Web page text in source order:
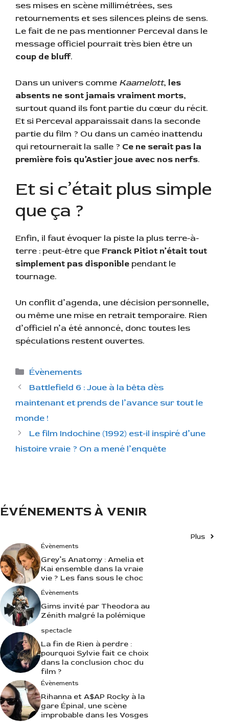
ses mises en scène millimétrées, ses
retournements et ses silences pleins de sens.
Le fait de ne pas mentionner Perceval dans le
message officiel pourrait très bien être un
coup de bluff.
Dans un univers comme Kaamelott, les
absents ne sont jamais vraiment morts,
surtout quand ils font partie du cœur du récit.
Et si Perceval apparaissait dans la seconde
partie du film ? Ou dans un caméo inattendu
qui retournerait la salle ? Ce ne serait pas la
première fois qu’Astier joue avec nos nerfs.
Et si c’était plus simple
que ça ?
Enfin, il faut évoquer la piste la plus terre-à-
terre : peut-être que Franck Pitiot n’était tout
simplement pas disponible pendant le
tournage.
Un conflit d’agenda, une décision personnelle,
ou même une mise en retrait temporaire. Rien
d’officiel n’a été annoncé, donc toutes les
spéculations restent ouvertes.
C
a
é
g
o
r
Évènements
Battlefield 6 : Joue à la bêta dès
maintenant et prends de l’avance sur tout le
monde !
Le film Indochine (1992) est-il inspiré d’une
histoire vraie ? On a mené l’enquête
ÉVÉNEMENTS À VENIR
Plus
Évènements
Grey’s Anatomy : Amelia et
Kai ensemble dans la vraie
vie ? Les fans sous le choc
Évènements
Gims invité par Theodora au
Zénith malgré la polémique
spectacle
La fin de Rien à perdre :
pourquoi Sylvie fait ce choix
dans la conclusion choc du
film ?
Évènements
Rihanna et A$AP Rocky à la
gare Épinal, une scène
improbable dans les Vosges